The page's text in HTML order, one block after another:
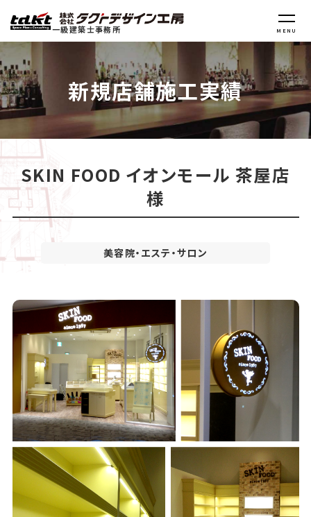
一級建築士事務所 MENU
新規店舗施工実績
SKIN FOOD イオンモール 茶屋店
様
美容院・エステ・サロン